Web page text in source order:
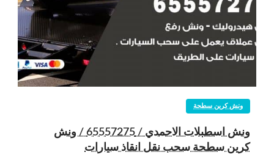
ونش كرين سطحة
ونش اسطبلات الاحمدي / 65557275 / ونش
كرين سطحة سحب نقل انقاذ سيارات